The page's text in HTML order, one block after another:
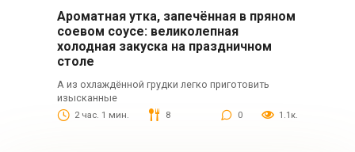
Ароматная утка, запечённая в пряном
соевом соусе: великолепная
холодная закуска на праздничном
столе
А из охлаждённой грудки легко приготовить
изысканные
2 час. 1 мин. 8 0 1.1к.